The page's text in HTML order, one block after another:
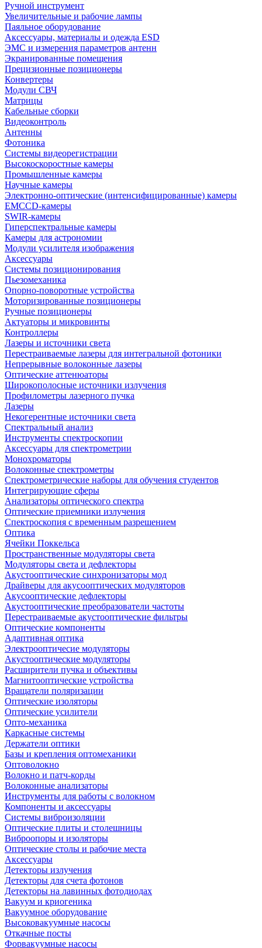
Ручной инструмент
Увеличительные и рабочие лампы
Паяльное оборудование
Аксессуары, материалы и одежда ESD
ЭМС и измерения параметров антенн
Экранированные помещения
Прецизионные позиционеры
Конвертеры
Модули СВЧ
Матрицы
Кабельные сборки
Видеоконтроль
Антенны
Фотоника
Cистемы видеорегистрации
Высокоскоростные камеры
Промышленные камеры
Научные камеры
Электронно-оптические (интенсифицированные) камеры
EMCCD-камеры
SWIR-камеры
Гиперспектральные камеры
Камеры для астрономии
Модули усилителя изображения
Аксессуары
Системы позиционирования
Пьезомеханика
Опорно-поворотные устройства
Моторизированные позиционеры
Ручные позиционеры
Актуаторы и микровинты
Контроллеры
Лазеры и источники света
Перестраиваемые лазеры для интегральной фотоники
Непрерывные волоконные лазеры
Оптические аттенюаторы
Широкополосные источники излучения
Профилометры лазерного пучка
Лазеры
Некогерентные источники света
Спектральный анализ
Инструменты спектроскопии
Аксессуары для спектрометрии
Монохроматоры
Волоконные спектрометры
Спектрометрические наборы для обучения студентов
Интегрирующие сферы
Анализаторы оптического спектра
Оптические приемники излучения
Спектроскопия с временным разрешением
Оптика
Ячейки Поккельса
Пространственные модуляторы света
Модуляторы света и дефлекторы
Акустооптические синхронизаторы мод
Драйверы для акусооптических модуляторов
Акусооптические дефлекторы
Акустооптические преобразователи частоты
Перестраиваемые акустооптические фильтры
Оптические компоненты
Адаптивная оптика
Электрооптичесие модуляторы
Акустооптические модуляторы
Расширители пучка и объективы
Магнитооптические устройства
Вращатели поляризации
Оптические изоляторы
Оптические усилители
Опто-механика
Каркасные системы
Держатели оптики
Базы и крепления оптомеханики
Оптоволокно
Волокно и патч-корды
Волоконные анализаторы
Инструменты для работы с волокном
Компоненты и аксессуары
Системы виброизоляции
Оптические плиты и столешницы
Виброопоры и изоляторы
Оптические столы и рабочие места
Аксессуары
Детекторы излучения
Детекторы для счета фотонов
Детекторы на лавинных фотодиодах
Вакуум и криогеника
Вакуумное оборудование
Высоковакуумные насосы
Откачные посты
Форвакуумные насосы